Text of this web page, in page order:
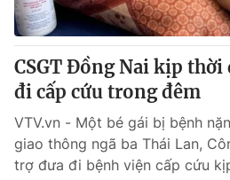
CSGT Đồng Nai kịp thời
đi cấp cứu trong đêm
VTV.vn - Một bé gái bị bệnh
giao thông ngã ba Thái Lan,
trợ đưa đi bệnh viện cấp cứu